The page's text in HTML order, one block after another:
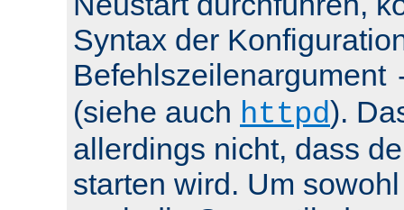
Syntax der
Befehlszeilenargument
(siehe auch httpd).
allerdings nicht, dass
starten wird. Um